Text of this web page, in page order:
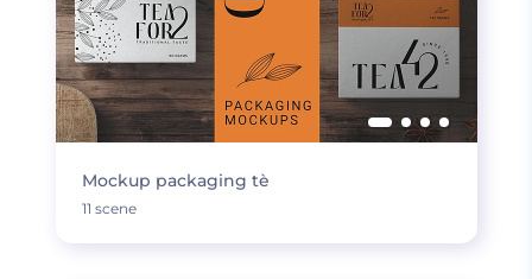
Mockup packaging tè
11 scene